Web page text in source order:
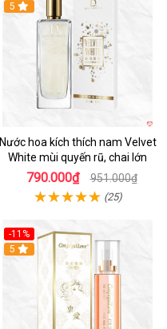
5
Nước hoa kích thích nam Velvet
White mùi quyến rũ, chai lớn
790.000₫ 951.000₫
(25)
-11%
5